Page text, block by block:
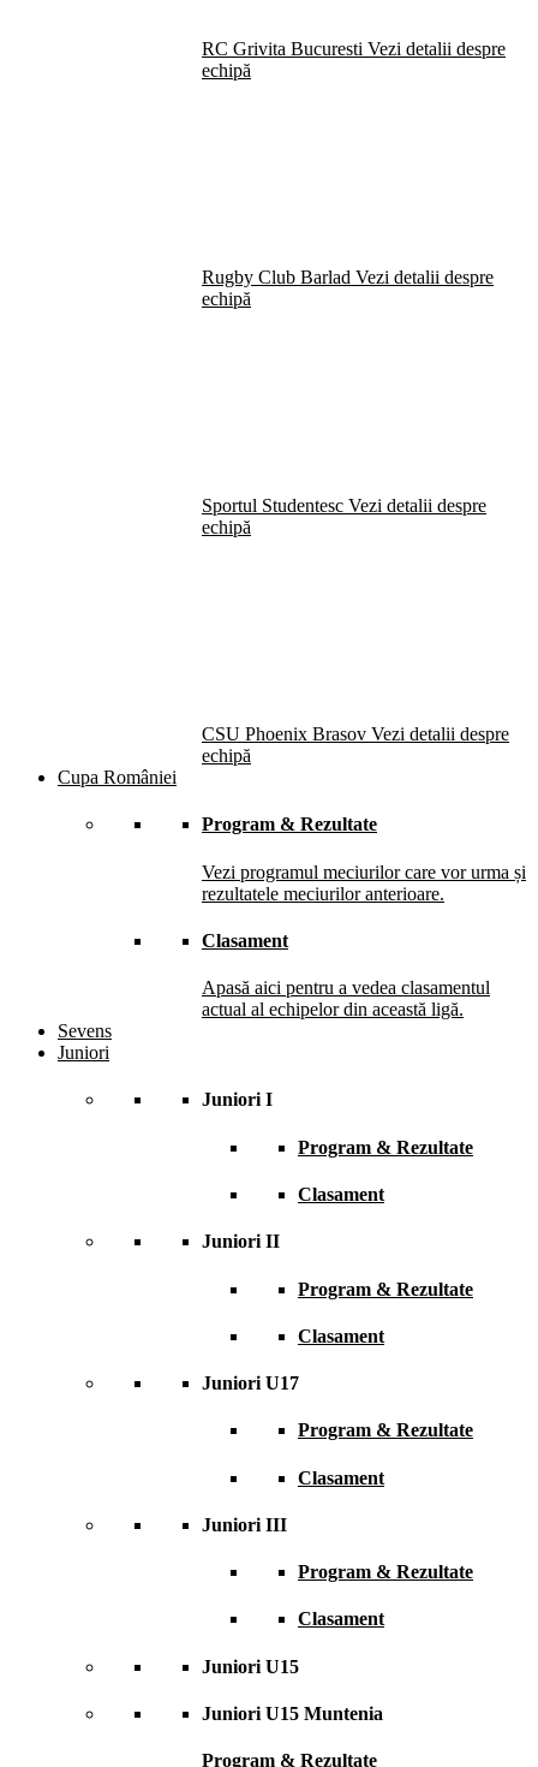
RC Grivita Bucuresti Vezi detalii despre
echipă
Rugby Club Barlad Vezi detalii despre
echipă
Sportul Studentesc Vezi detalii despre
echipă
CSU Phoenix Brasov Vezi detalii despre
echipă
Cupa României
Program & Rezultate
Vezi programul meciurilor care vor urma și
rezultatele meciurilor anterioare.
Clasament
Apasă aici pentru a vedea clasamentul
actual al echipelor din această ligă.
Sevens
Juniori
Juniori I
Program & Rezultate
Clasament
Juniori II
Program & Rezultate
Clasament
Juniori U17
Program & Rezultate
Clasament
Juniori III
Program & Rezultate
Clasament
Juniori U15
Juniori U15 Muntenia
Program & Rezultate